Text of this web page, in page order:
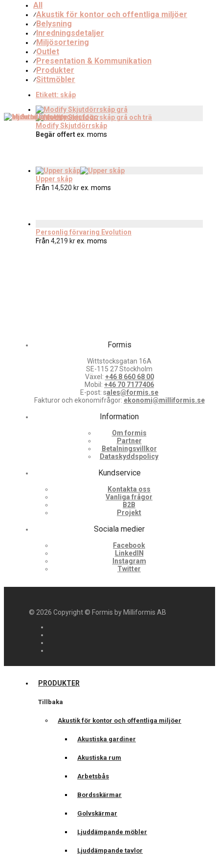
All
⁄Akustik för kontor och offentliga miljöer
⁄Belysning
⁄Inredningsdetaljer
⁄Miljösortering
⁄Outlet
⁄Presentation & Kommunikation
⁄Produkter
⁄Sittmöbler
Etikett: skåp
Modify Skjutdörrskåp
Begär offertex. moms
Upper skåp
Från 14,520 krex. moms
Personlig förvaring Evolution
Från 4,219 krex. moms
Formis
Wittstocksgatan 16A
SE-115 27 Stockholm
Växel: +46 8 660 68 00
Mobil: +46 70 7177406
E-post: sales@formis.se
Fakturor och ekonomifrågor: ekonomi@milliformis.se
Information
Om formis
Partner
Betalningsvillkor
Dataskyddspolicy
Kundservice
Kontakta oss
Vanliga frågor
B2B
Projekt
Sociala medier
Facebook
LinkedIN
Instagram
Twitter
© 2026 Copyright © Formis by Milliformis AB
PRODUKTER
Tillbaka
Akustik för kontor och offentliga miljöer
Akustiska gardiner
Akustiska rum
Arbetsbås
Bordsskärmar
Golvskärmar
Ljuddämpande möbler
Ljuddämpande tavlor